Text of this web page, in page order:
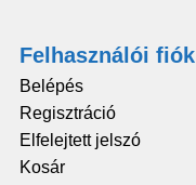
Felhasználói fiók
Belépés
Regisztráció
Elfelejtett jelszó
Kosár